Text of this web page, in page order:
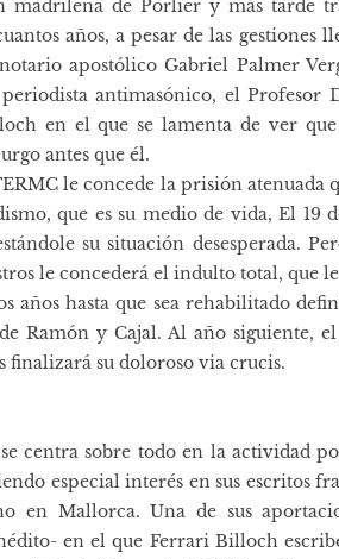
madrileña de Porlier y más tarde
años, a pesar de las gestiones
apostólico Gabriel Palmer
antimasónico, el Profesor
en el que se lamenta de ver que
antes que él.
le concede la prisión
que es su medio de vida, El 19
su situación desesperada.
le concederá el indulto total, que
años hasta que sea rehabilitado
Ramón y Cajal. Al año siguiente,
finalizará su doloroso via crucis.
centra sobre todo en la actividad
especial interés en sus escritos
en Mallorca. Una de sus
en el que Ferrari Billoch